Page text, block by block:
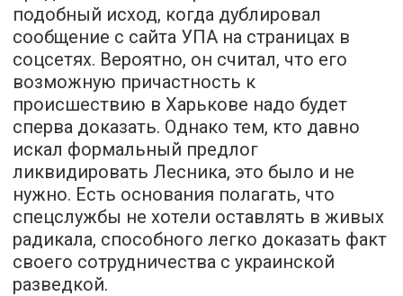
подобный исход, когда дублировал
сообщение с сайта УПА на страницах в
соцсетях. Вероятно, он считал, что его
возможную причастность к
происшествию в Харькове надо будет
сперва доказать. Однако тем, кто давно
искал формальный предлог
ликвидировать Лесника, это было и не
нужно. Есть основания полагать, что
спецслужбы не хотели оставлять в живых
радикала, способного легко доказать факт
своего сотрудничества с украинской
разведкой.